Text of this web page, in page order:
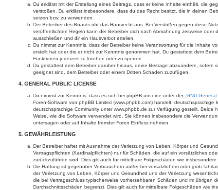
Du erklärst mit der Erstellung eines Beitrags, dass er keine Inhalte enthält, die
verstoßen. Du erklärst insbesondere, dass du das Recht besitzt, die in deinen
setzen bzw. zu verwenden.
Der Betreiber des Boards übt das Hausrecht aus. Bei Verstößen gegen diese
veröffentlichten Regeln kann der Betreiber dich nach Abmahnung zeitweise oder
ausschließen und dir ein Hausverbot erteilen.
Du nimmst zur Kenntnis, dass der Betreiber keine Verantwortung für die Inhalte
erstellt hat oder die er nicht zur Kenntnis genommen hat. Du gestattest dem
Funktionen jederzeit zu löschen oder zu sperren.
Du gestattest dem Betreiber darüber hinaus, deine Beiträge abzuändern, sofern
geeignet sind, dem Betreiber oder einem Dritten Schaden zuzufügen.
4. GENERAL PUBLIC LICENSE
Du nimmst zur Kenntnis, dass es sich bei phpBB um eine unter der „ GNU
Foren-Software von phpBB Limited (www.phpbb.com) handelt; deutschsprachige
deutschsprachige Community unter www.phpbb.de zur Verfügung gestellt. Beide
Weise, wie die Software verwendet wird. Sie können insbesondere die
untersagen oder auf Inhalte fremder Foren Einfluss nehmen.
5. GEWÄHRLEISTUNG
Der Betreiber haftet mit Ausnahme der Verletzung von Leben, Körper und
Vertragspflichten (Kardinalpflichten) nur für Schäden, die auf ein vorsätzliches
zurückzuführen sind. Dies gilt auch für mittelbare Folgeschäden wie
Die Haftung ist gegenüber Verbrauchern außer bei vorsätzlichem oder grob
der Verletzung von Leben, Körper und Gesundheit und der Verletzung
die bei Vertragsschluss typischerweise vorhersehbaren Schäden und im übrigen
Durchschnittsschäden begrenzt. Dies gilt auch für mittelbare Folgeschäden wie